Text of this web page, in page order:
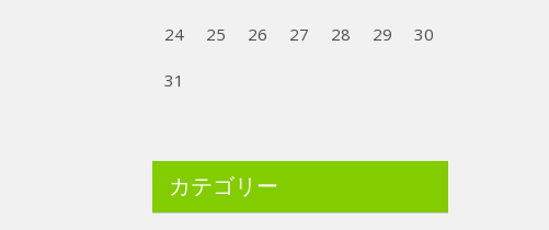
24 25 26 27 28 29 30
31
カテゴリー